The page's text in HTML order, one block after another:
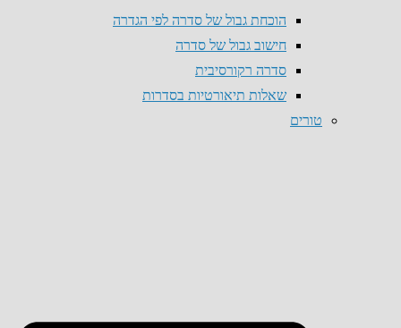
הוכחת גבול של סדרה לפי הגדרה
חישוב גבול של סדרה
סדרה רקורסיבית
שאלות תיאורטיות בסדרות
טורים